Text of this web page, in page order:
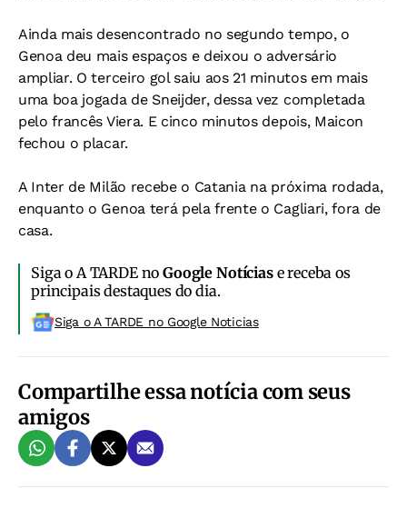
Ainda mais desencontrado no segundo tempo, o
Genoa deu mais espaços e deixou o adversário
ampliar. O terceiro gol saiu aos 21 minutos em mais
uma boa jogada de Sneijder, dessa vez completada
pelo francês Viera. E cinco minutos depois, Maicon
fechou o placar.
A Inter de Milão recebe o Catania na próxima rodada,
enquanto o Genoa terá pela frente o Cagliari, fora de
casa.
Siga o A TARDE noGoogle Notíciase receba os
principais destaques do dia.
Siga o A TARDE no Google Noticias
Compartilhe essa notícia com seus
amigos